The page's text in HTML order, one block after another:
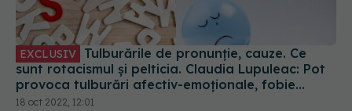
EXCLUSIV Tulburările de pronunție, cauze. Ce
sunt rotacismul și pelticia. Claudia Lupuleac: Pot
provoca tulburări afectiv-emoţionale, fobie
socială și chiar depresie
18 oct 2022, 12:01